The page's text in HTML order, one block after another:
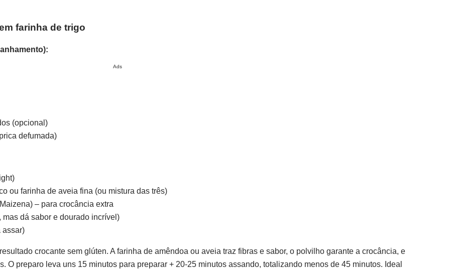
farinha de trigo
Ads
(opcional)
defumada)
ou farinha de aveia fina (ou mistura das três)
– para crocância extra
dá sabor e dourado incrível)
assar)
crocante sem glúten. A farinha de amêndoa ou aveia traz fibras e sabor, o polvilho garante a crocância, e
O preparo leva uns 15 minutos para preparar + 20-25 minutos assando, totalizando menos de 45 minutos. Ideal